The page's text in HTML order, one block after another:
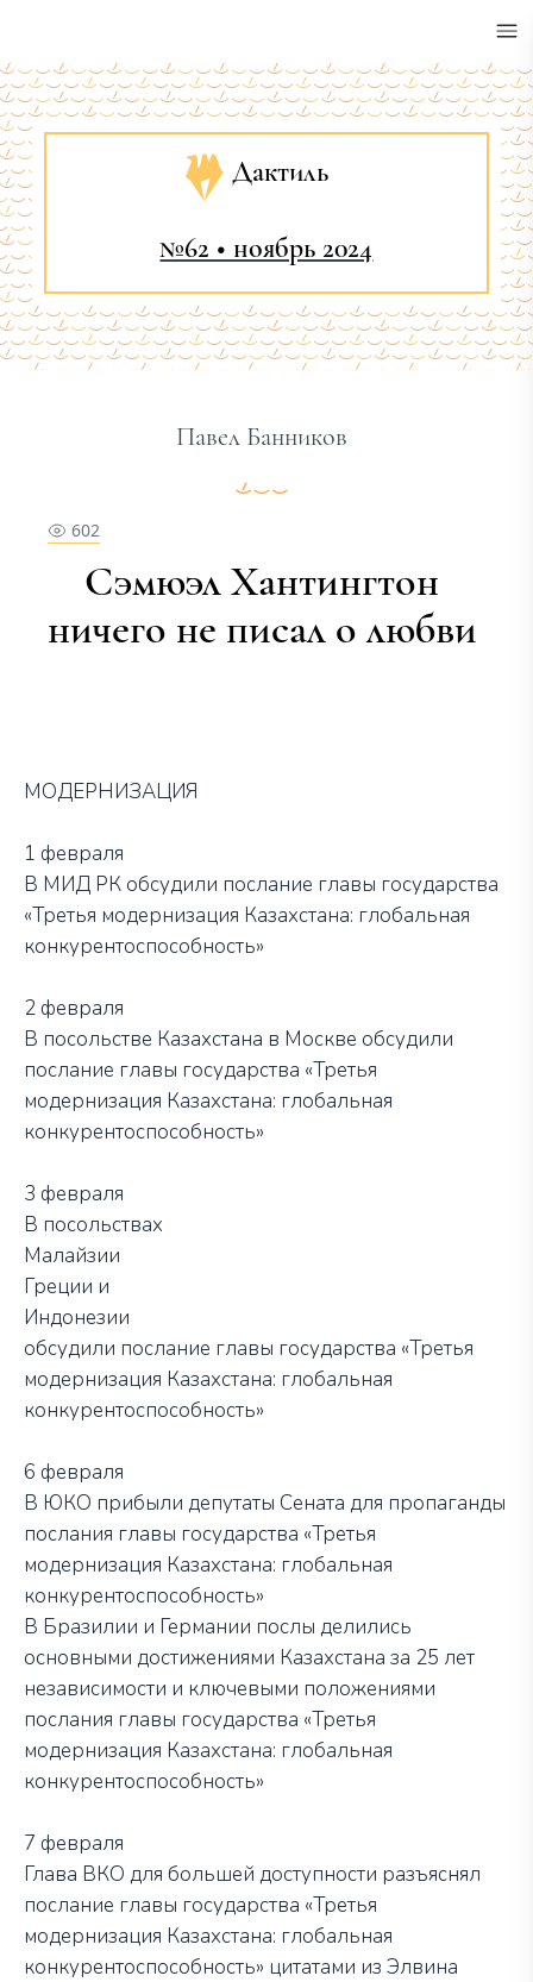
Дактиль
№62 • ноябрь 2024
Павел Банников
602
Сэмюэл Хантингтон
ничего не писал о любви
МОДЕРНИЗАЦИЯ
1 февраля
В МИД РК обсудили послание главы государства
«Третья модернизация Казахстана: глобальная
конкурентоспособность»
2 февраля
В посольстве Казахстана в Москве обсудили
послание главы государства «Третья
модернизация Казахстана: глобальная
конкурентоспособность»
3 февраля
В посольствах
Малайзии
Греции и
Индонезии
обсудили послание главы государства «Третья
модернизация Казахстана: глобальная
конкурентоспособность»
6 февраля
В ЮКО прибыли депутаты Сената для пропаганды
послания главы государства «Третья
модернизация Казахстана: глобальная
конкурентоспособность»
В Бразилии и Германии послы делились
основными достижениями Казахстана за 25 лет
независимости и ключевыми положениями
послания главы государства «Третья
модернизация Казахстана: глобальная
конкурентоспособность»
7 февраля
Глава ВКО для большей доступности разъяснял
послание главы государства «Третья
модернизация Казахстана: глобальная
конкурентоспособность» цитатами из Элвина